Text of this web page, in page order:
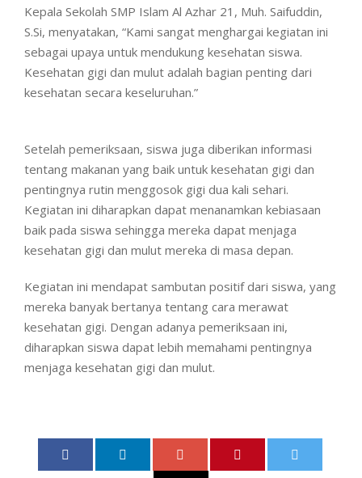
Kepala Sekolah SMP Islam Al Azhar 21, Muh. Saifuddin,
S.Si, menyatakan, “Kami sangat menghargai kegiatan ini
sebagai upaya untuk mendukung kesehatan siswa.
Kesehatan gigi dan mulut adalah bagian penting dari
kesehatan secara keseluruhan.”
Setelah pemeriksaan, siswa juga diberikan informasi
tentang makanan yang baik untuk kesehatan gigi dan
pentingnya rutin menggosok gigi dua kali sehari.
Kegiatan ini diharapkan dapat menanamkan kebiasaan
baik pada siswa sehingga mereka dapat menjaga
kesehatan gigi dan mulut mereka di masa depan.
Kegiatan ini mendapat sambutan positif dari siswa, yang
mereka banyak bertanya tentang cara merawat
kesehatan gigi. Dengan adanya pemeriksaan ini,
diharapkan siswa dapat lebih memahami pentingnya
menjaga kesehatan gigi dan mulut.